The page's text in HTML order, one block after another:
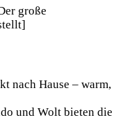
große
nach Hause – warm,
und Wolt bieten die